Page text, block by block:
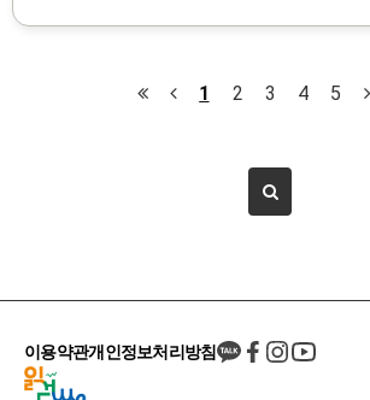
1 2 3 4 5
이용약관개인정보처리방침